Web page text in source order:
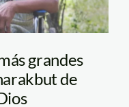
grandes
de